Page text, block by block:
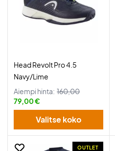
Head Revolt Pro 4.5
Navy/Lime
Aiempi hinta: 160,00
79,00 €
Valitse koko
OUTLET